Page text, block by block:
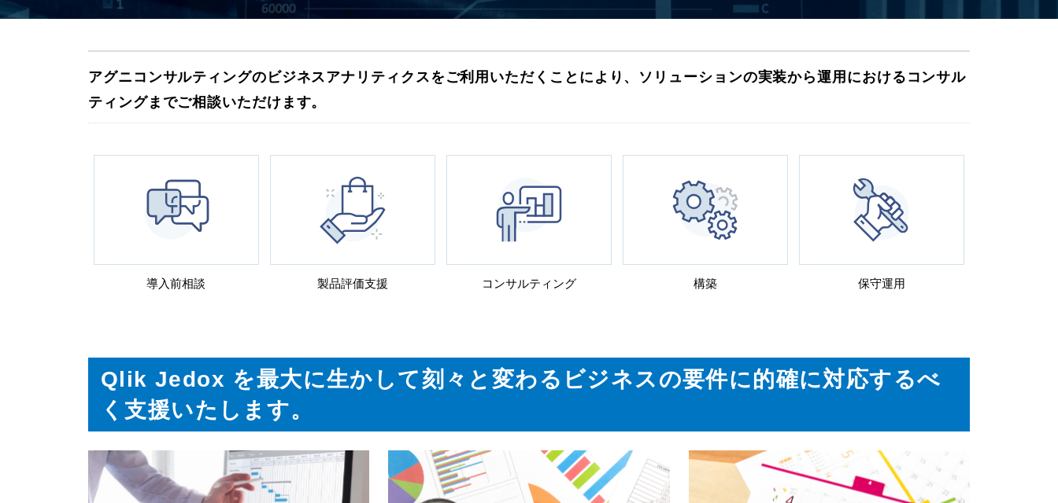
アグニコンサルティングのビジネスアナリティクスをご利用いただくことにより、ソリューションの実装から運用におけるコンサル
ティングまでご相談いただけます。
導入前相談 製品評価支援 コンサルティング 構築 保守運用
Qlik Jedox を最大に生かして刻々と変わるビジネスの要件に的確に対応するべ
く支援いたします。